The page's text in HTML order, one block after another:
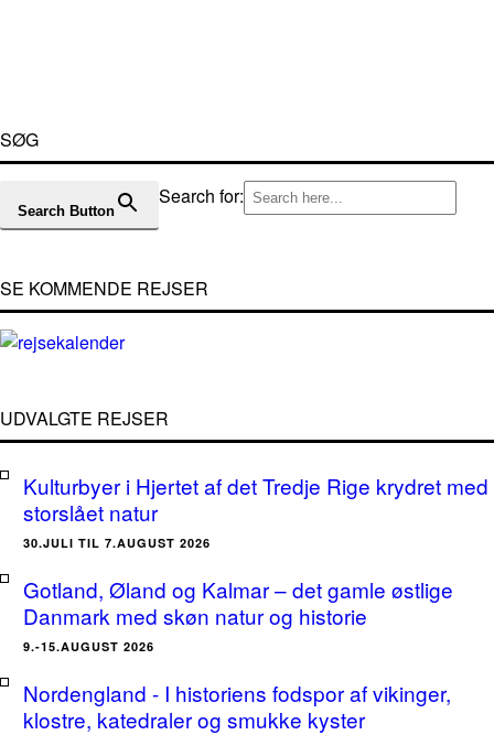
SØG
Search for:
Search Button
SE KOMMENDE REJSER
UDVALGTE REJSER
Kulturbyer i Hjertet af det Tredje Rige krydret med
storslået natur
30.JULI TIL 7.AUGUST 2026
Gotland, Øland og Kalmar – det gamle østlige
Danmark med skøn natur og historie
9.-15.AUGUST 2026
Nordengland - I historiens fodspor af vikinger,
klostre, katedraler og smukke kyster